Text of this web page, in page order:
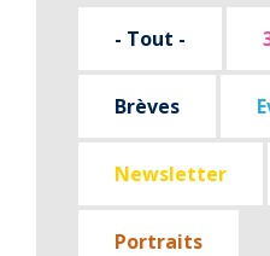
- Tout -
Brèves
Newsletter
Portraits